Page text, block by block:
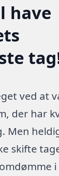
have
ved at
der har
Men
skifte
i